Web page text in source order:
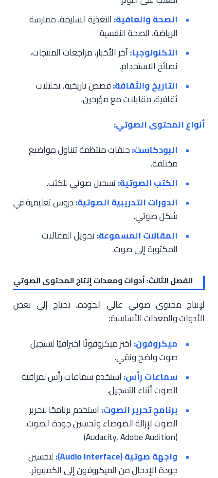
الصحة والعافية: التغذية السليمة، ممارسة
الرياضة، الصحة النفسية.
التكنولوجيا:آخر الأخبار، مراجعات المنتجات،
نصائح الاستخدام.
التاريخ والثقافة:قصص تاريخية، تحليلات
ثقافية، مقابلات مع مؤرخين.
أنواع المحتوى الصوتي:
البودكاست:حلقات منتظمة تتناول مواضيع
مختلفة.
الكتب الصوتية:تسجيل صوتي للكتب.
الدورات التدريبية الصوتية:دروس تعليمية في
شكل صوتي.
المقالات المسموعة:تحويل المقالات
المكتوبة إلى صوت.
الفصل الثالث: أدوات ومعدات إنتاج المحتوى الصوتي
لإنتاج محتوى صوتي عالي الجودة، تحتاج إلى بعض
الأدوات والمعدات الأساسية:
ميكروفون: اختر ميكروفونًا احترافيًا لتسجيل
صوت واضح ونقي.
سماعات رأس: استخدم سماعات رأس لمراقبة
الصوت أثناء التسجيل.
برنامج تحرير الصوت: استخدم برنامجًا لتحرير
الصوت لإزالة الضوضاء وتحسين جودة الصوت.
(Audacity, Adobe Audition)
واجهة صوتية (Audio Interface):
لتحسين
جودة الإدخال من الميكروفون إلى الكمبيوتر.